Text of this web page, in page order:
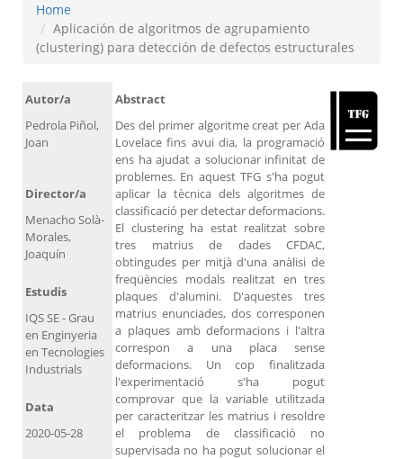
Home
Aplicación de algoritmos de agrupamiento
(clustering) para detección de defectos estructurales
Autor/a
Pedrola Piñol,
Joan
Abstract
Des del primer algoritme creat per Ada
Lovelace fins avui dia, la programació
ens ha ajudat a solucionar infinitat de
problemes. En aquest TFG s'ha pogut
aplicar la tècnica dels algoritmes de
classificació per detectar deformacions.
El clustering ha estat realitzat sobre
tres matrius de dades CFDAC,
obtingudes per mitjà d'una anàlisi de
freqüències modals realitzat en tres
plaques d'alumini. D'aquestes tres
matrius enunciades, dos corresponen
a plaques amb deformacions i l'altra
correspon a una placa sense
deformacions. Un cop finalitzada
l'experimentació s'ha pogut
comprovar que la variable utilitzada
per caracteritzar les matrius i resoldre
el problema de classificació no
supervisada no ha pogut solucionar el
Director/a
Menacho Solà-
Morales,
Joaquín
Estudis
IQS SE - Grau
en Enginyeria
en Tecnologies
Industrials
Data
2020-05-28